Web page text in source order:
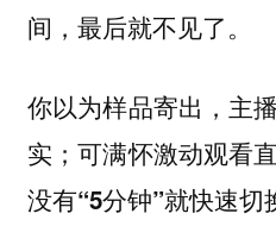
间，最后就不见了。
你以为样品寄出，主
实；可满怀激动观看
没有“5分钟”就快速切